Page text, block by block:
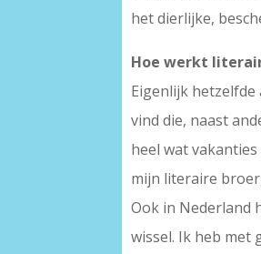
het dierlijke,
Hoe werkt
Eigenlijk
vind die, naast
heel wat
mijn literaire
Ook in Nederland
wissel. Ik heb met